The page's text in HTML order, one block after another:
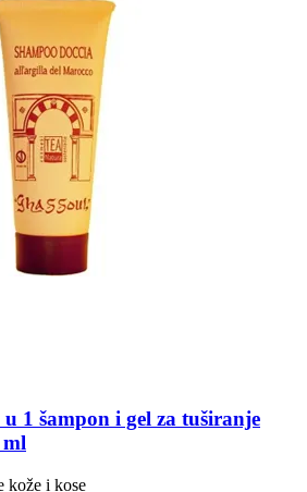
u 1 šampon i gel za tuširanje
ml
kože i kose